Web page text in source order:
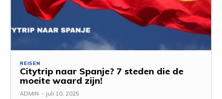
REISEN
Citytrip naar Spanje? 7 steden die de
moeite waard zijn!
ADMIN - juli 10, 2025